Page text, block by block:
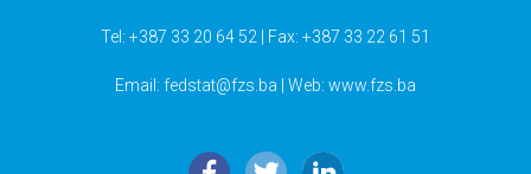
Tel: +387 33 20 64 52 | Fax: +387 33 22 61 51
Email: fedstat@fzs.ba | Web: www.fzs.ba